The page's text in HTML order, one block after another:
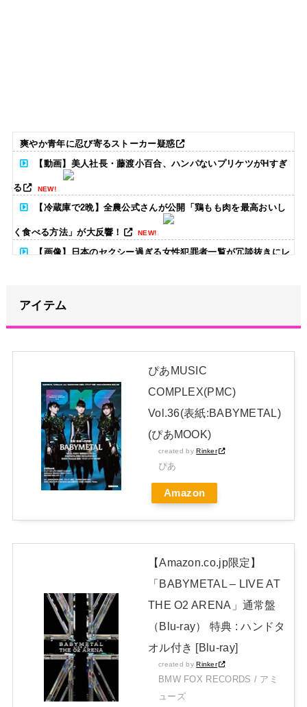
爽やか青年に忍び寄るストーカー疑惑
【動画】美人社長・藤渡小百合、ハンパないプリケツがHすぎ
る NEW!
【冷蔵庫で2晩】全農公式さんが公開「鶏もも肉を最高おいし
く食べる方法」が大反響！ NEW!
【画像】日本のセクシー過ぎる女性犯罪者一覧が冗談抜きにレ
【超朗報】夏、終わる
カープ秋山、2度目の海外FA権取得！｢それくらいの年齢までや
ってこられた｣ NEW!
メタルバンドが日本から死滅した理由ってなに？
日本独自企画・限定生産盤「METAL FORTH (DELUXE
JAPAN EDITION)」着弾
【BABYMETAL】METAL FORTH DELUXE JAPAN EDITION
開封レビュー!
アイテム
ぴあMUSIC
COMPLEX(PMC)
Vol.36(表紙:BABYMETAL)
(ぴあMOOK)
created by Rinker
ぴあ
Amazon
【Amazon.co.jp限定】
「BABYMETAL – LIVE AT
THE O2 ARENA」通常盤
（Blu-ray） 特典 : ハンドタ
オル付き [Blu-ray]
created byRinker
BMW FOX RECORDS / アミ
ューズ